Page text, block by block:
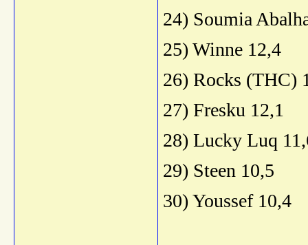
24) Soumia
25) Winne 12,4
26) Rocks (THC)
27) Fresku 12,1
28) Lucky Luq
29) Steen 10,5
30) Youssef 10,4